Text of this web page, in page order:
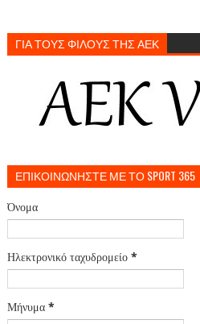
ΓΙΑ ΤΟΥΣ ΦΙΛΟΥΣ ΤΗΣ ΑΕΚ
ΕΠΙΚΟΙΝΩΝΗΣΤΕ ΜΕ ΤΟ SPORT 365
Όνομα
Ηλεκτρονικό ταχυδρομείο *
Μήνυμα *